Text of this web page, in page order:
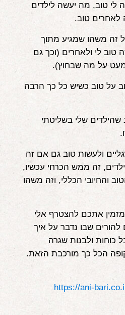
לי טוב, מה יעשה לילדים
לאחרים טוב.
זה משהו שמגיע מתוך
טוב לי ולאחרים (וכך גם
על מה שבחוץ).
על טוב כשיש כל כך הרבה
שהילדים שלי בשליטתי
ולעשות טוב גם אם זה
זה ממש הכרחי עכשיו,
והחיובי הכללי, וזה משהו
אתכם להצטרף אלי
20:30 לזום להורים שבו נדבר על איך
כוחות ולבנות שגרה
הכל כך מורכבת הזאת.
https://ani-